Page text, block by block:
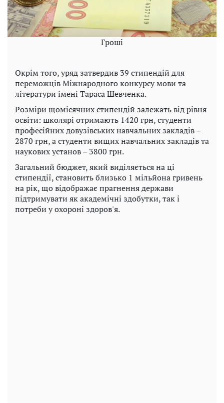
Гроші
Окрім того, уряд затвердив 39 стипендій для
переможців Міжнародного конкурсу мови та
літератури імені Тараса Шевченка.
Розміри щомісячних стипендій залежать від рівня
освіти: школярі отримають 1420 грн, студенти
професійних довузівських навчальних закладів –
2870 грн, а студенти вищих навчальних закладів та
наукових установ – 3800 грн.
Загальний бюджет, який виділяється на ці
стипендії, становить близько 1 мільйона гривень
на рік, що відображає прагнення держави
підтримувати як академічні здобутки, так і
потреби у охороні здоров'я.